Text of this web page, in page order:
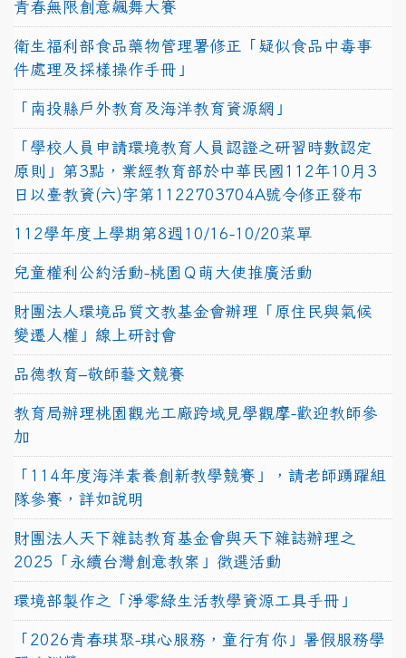
青春無限創意飆舞大賽
衛生福利部食品藥物管理署修正「疑似食品中毒事
件處理及採樣操作手冊」
「南投縣戶外教育及海洋教育資源網」
「學校人員申請環境教育人員認證之研習時數認定
原則」第3點，業經教育部於中華民國112年10月3
日以臺教資(六)字第1122703704A號令修正發布
112學年度上學期第8週10/16-10/20菜單
兒童權利公約活動-桃園Ｑ萌大使推廣活動
財團法人環境品質文教基金會辦理「原住民與氣候
變遷人權」線上研討會
品德教育–敬師藝文競賽
教育局辦理桃園觀光工廠跨域見學觀摩-歡迎教師參
加
「114年度海洋素養創新教學競賽」，請老師踴躍組
隊參賽，詳如說明
財團法人天下雜誌教育基金會與天下雜誌辦理之
2025「永續台灣創意教案」徵選活動
環境部製作之「淨零綠生活教學資源工具手冊」
「2026青春琪聚-琪心服務，童行有你」暑假服務學